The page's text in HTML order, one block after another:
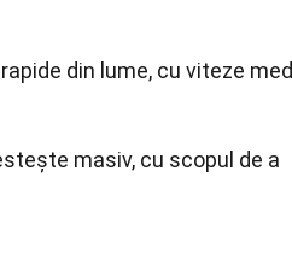
din lume, cu viteze
masiv, cu scopul de a